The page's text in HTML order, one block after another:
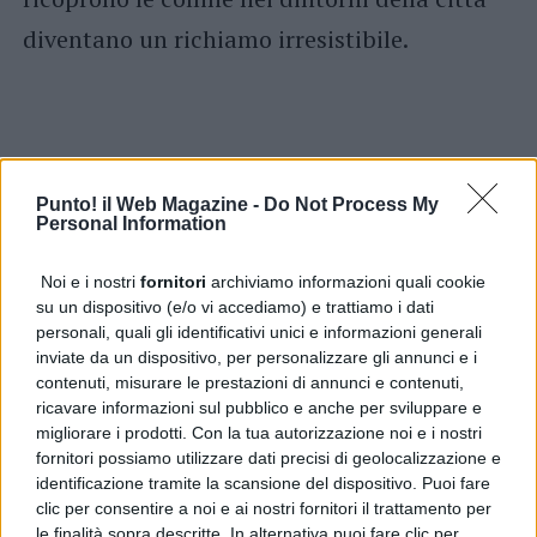
Punto! il Web Magazine - Do Not Process My
Personal Information
Noi e i nostri fornitori archiviamo informazioni quali cookie
su un dispositivo (e/o vi accediamo) e trattiamo i dati
personali, quali gli identificativi unici e informazioni generali
inviate da un dispositivo, per personalizzare gli annunci e i
contenuti, misurare le prestazioni di annunci e contenuti,
ricavare informazioni sul pubblico e anche per sviluppare e
migliorare i prodotti. Con la tua autorizzazione noi e i nostri
fornitori possiamo utilizzare dati precisi di geolocalizzazione e
identificazione tramite la scansione del dispositivo. Puoi fare
clic per consentire a noi e ai nostri fornitori il trattamento per
diventano un richiamo irresistibile.